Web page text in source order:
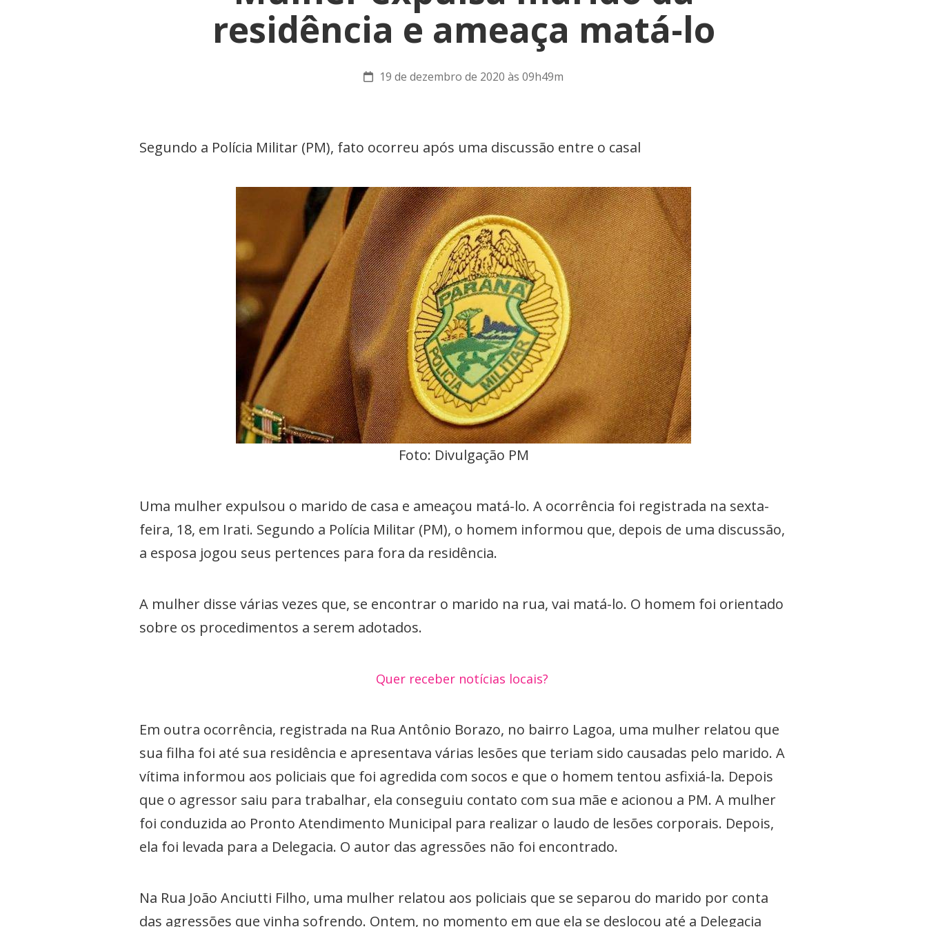
residência e ameaça matá-lo
19 de dezembro de 2020 às 09h49m
Segundo a Polícia Militar (PM), fato ocorreu após uma discussão entre o casal
Foto: Divulgação PM
Uma mulher expulsou o marido de casa e ameaçou matá-lo. A ocorrência foi registrada na sexta-
feira, 18, em Irati. Segundo a Polícia Militar (PM), o homem informou que, depois de uma discussão,
a esposa jogou seus pertences para fora da residência.
A mulher disse várias vezes que, se encontrar o marido na rua, vai matá-lo. O homem foi orientado
sobre os procedimentos a serem adotados.
Quer receber notícias locais?
Em outra ocorrência, registrada na Rua Antônio Borazo, no bairro Lagoa, uma mulher relatou que
sua filha foi até sua residência e apresentava várias lesões que teriam sido causadas pelo marido. A
vítima informou aos policiais que foi agredida com socos e que o homem tentou asfixiá-la. Depois
que o agressor saiu para trabalhar, ela conseguiu contato com sua mãe e acionou a PM. A mulher
foi conduzida ao Pronto Atendimento Municipal para realizar o laudo de lesões corporais. Depois,
ela foi levada para a Delegacia. O autor das agressões não foi encontrado.
Na Rua João Anciutti Filho, uma mulher relatou aos policiais que se separou do marido por conta
das agressões que vinha sofrendo. Ontem, no momento em que ela se deslocou até a Delegacia